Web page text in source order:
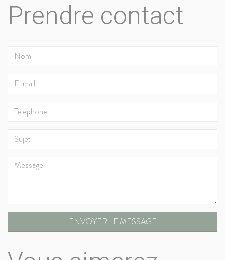
Prendre contact
ENVOYER LE MESSAGE